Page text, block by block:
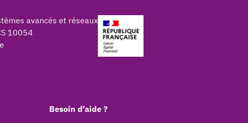
avancés et réseaux
10054
Besoin d'aide ?